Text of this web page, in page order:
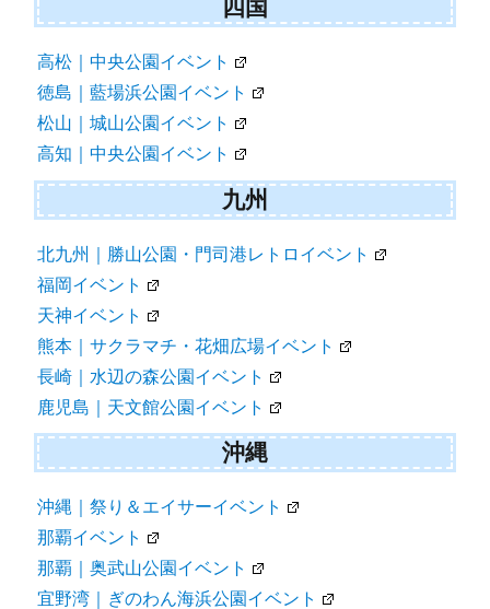
四国
高松｜中央公園イベント
徳島｜藍場浜公園イベント
松山｜城山公園イベント
高知｜中央公園イベント
九州
北九州｜勝山公園・門司港レトロイベント
福岡イベント
天神イベント
熊本｜サクラマチ・花畑広場イベント
長崎｜水辺の森公園イベント
鹿児島｜天文館公園イベント
沖縄
沖縄｜祭り＆エイサーイベント
那覇イベント
那覇｜奥武山公園イベント
宜野湾｜ぎのわん海浜公園イベント